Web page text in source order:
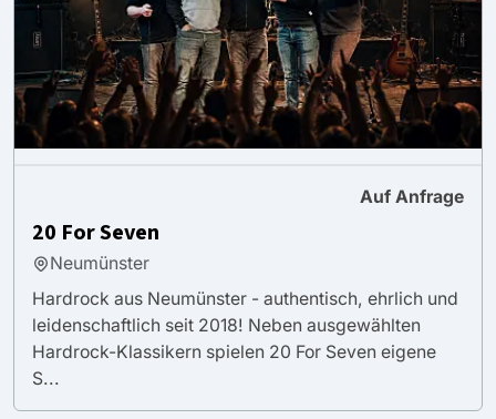
Auf Anfrage
20 For Seven
Neumünster
Hardrock aus Neumünster - authentisch, ehrlich und
leidenschaftlich seit 2018! Neben ausgewählten
Hardrock-Klassikern spielen 20 For Seven eigene
S...